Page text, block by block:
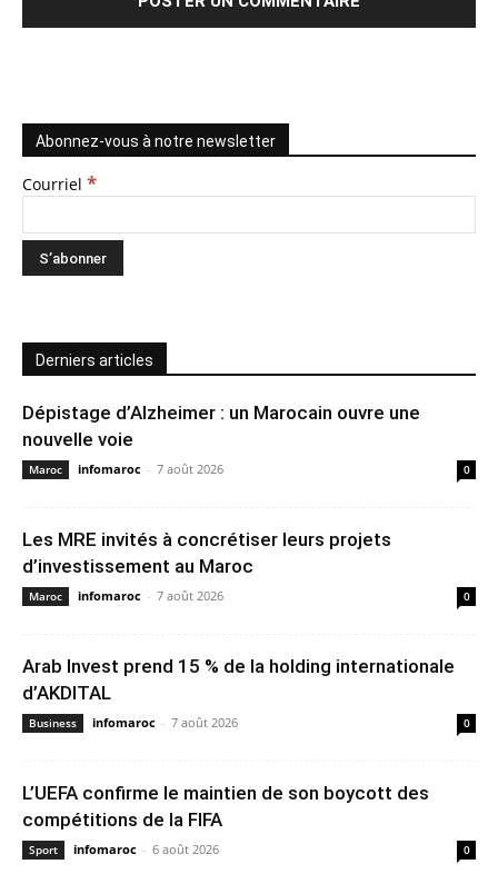
Abonnez-vous à notre newsletter
Courriel *
Derniers articles
Dépistage d’Alzheimer : un Marocain ouvre une
nouvelle voie
Maroc infomaroc - 7 août 2026 0
Les MRE invités à concrétiser leurs projets
d’investissement au Maroc
Maroc infomaroc - 7 août 2026 0
Arab Invest prend 15 % de la holding internationale
d’AKDITAL
Business infomaroc - 7 août 2026 0
L’UEFA confirme le maintien de son boycott des
compétitions de la FIFA
Sport infomaroc - 6 août 2026 0